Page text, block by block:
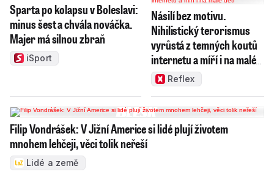
Sparta po kolapsu v Boleslavi:
minus šest a chvála nováčka.
Majer má silnou zbraň
iSport
Násilí bez motivu.
Nihilistický terorismus
vyrůstá z temných koutů
internetu a míří i na malé
dětiReflex
Filip Vondrášek: V Jižní Americe si lidé plují životem
mnohem lehčeji, věci tolik neřeší
Lidé a země